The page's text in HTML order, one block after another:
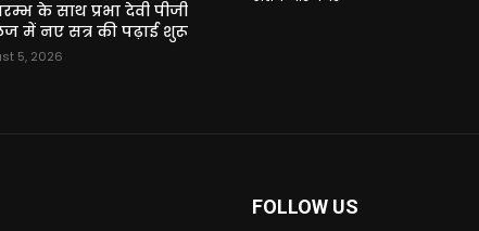
के साथ प्रभा देवी पीजी
में नए सत्र की पढ़ाई शुरू
5, 2026
FOLLOW US